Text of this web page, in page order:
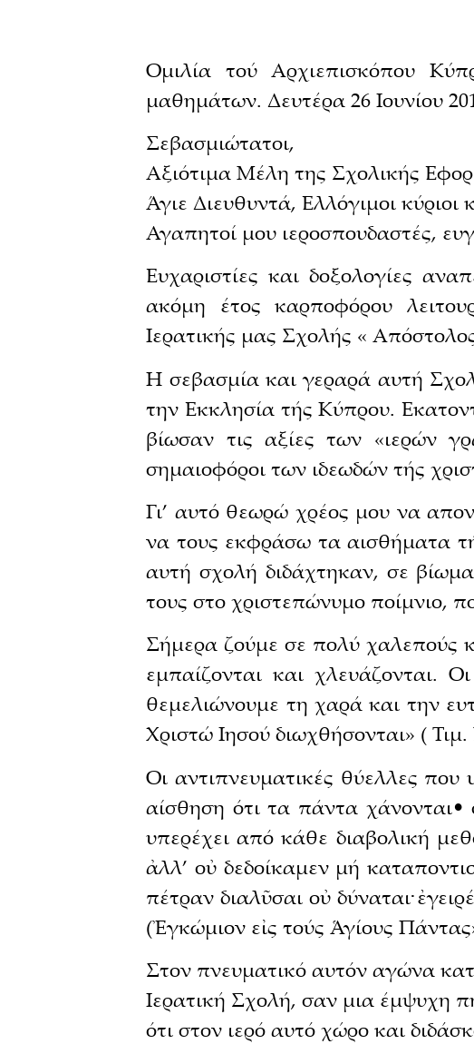
Ομιλία τού Αρχιεπισκόπου
μαθημάτων. Δευτέρα 26 Ιουνίου
Σεβασμιώτατοι,
Αξιότιμα Μέλη της Σχολικής
Άγιε Διευθυντά, Ελλόγιμοι κύριοι
Αγαπητοί μου ιεροσπουδαστές,
Ευχαριστίες και δοξολογίες
ακόμη έτος καρποφόρου
Ιερατικής μας Σχολής «
Η σεβασμία και γεραρά αυτή
την Εκκλησία τής Κύπρου.
βίωσαν τις αξίες των «ιερών
σημαιοφόροι των ιδεωδών τής
Γι’ αυτό θεωρώ χρέος μου να
να τους εκφράσω τα αισθήματα
αυτή σχολή διδάχτηκαν, σε
τους στο χριστεπώνυμο ποίμνιο,
Σήμερα ζούμε σε πολύ χαλεπούς
εμπαίζονται και χλευάζονται.
θεμελιώνουμε τη χαρά και την
Χριστώ Ιησού διωχθήσονται» (
Οι αντιπνευματικές θύελλες που
αίσθηση ότι τα πάντα
υπερέχει από κάθε διαβολική
ἀλλ’ οὐ δεδοίκαμεν μή
πέτραν διαλῦσαι οὐ δύναται·
(Ἐγκώμιον εἰς τούς Ἁγίους
Στον πνευματικό αυτόν αγώνα
Ιερατική Σχολή, σαν μια έμψυχη
ότι στον ιερό αυτό χώρο και